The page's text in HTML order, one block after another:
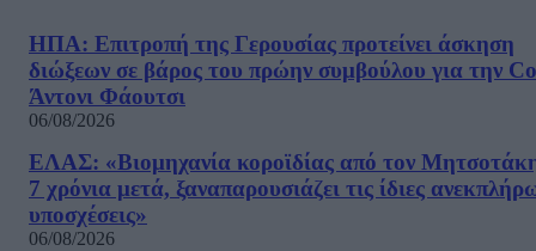
ΗΠΑ: Επιτροπή της Γερουσίας προτείνει άσκηση
διώξεων σε βάρος του πρώην συμβούλου για την
Άντονι Φάουτσι
06/08/2026
ΕΛΑΣ: «Βιομηχανία κοροϊδίας από τον
7 χρόνια μετά, ξαναπαρουσιάζει τις ίδιες
υποσχέσεις»
06/08/2026